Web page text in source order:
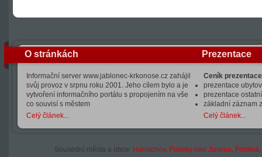
O stránkách
Informační server www.jablonec-krkonose.cz zahájil
svůj provoz v srpnu roku 2001. Jeho cílem bylo a je
vytvoření informačního portálu s propojením na vše
co souvisí s městem
Celý článek...
Prezentace
Ceník
prezentace
prezentace
základní záznam
Celý článek...
Sousední města a obce: Harrachov, Paseky nad Jizerou, Poniklá,